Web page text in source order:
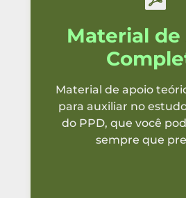
Material de
Material de apoio
para auxiliar no
do PPD, que você
sempre que